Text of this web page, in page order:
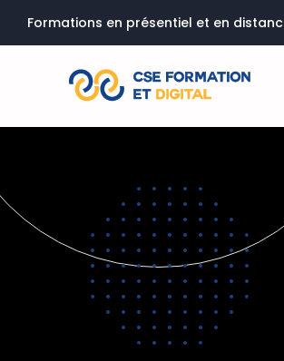
Formations en présentiel et en